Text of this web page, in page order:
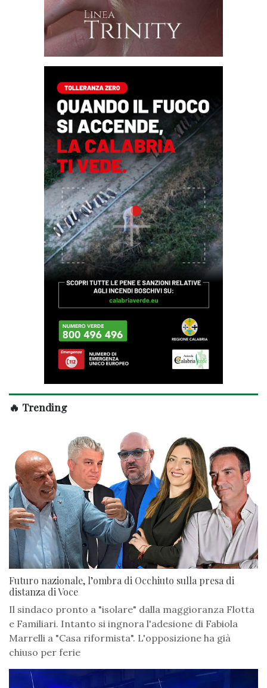
🔥 Trending
Futuro nazionale, l’ombra di Occhiuto sulla presa di
distanza di Voce
Il sindaco pronto a "isolare" dalla maggioranza Flotta
e Familiari. Intanto si ingnora l'adesione di Fabiola
Marrelli a "Casa riformista". L'opposizione ha già
chiuso per ferie